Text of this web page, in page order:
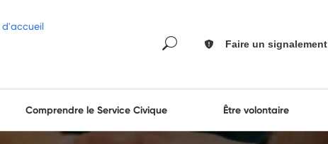
Faire un signalement
Comprendre le Service Civique Être volontaire